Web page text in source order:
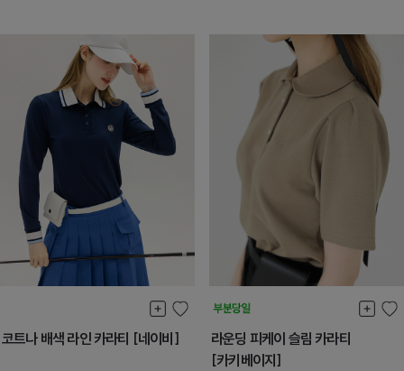
코트나 배색 라인 카라티 [네이비]
라운딩 피케이 슬림 카라티
[카키베이지]